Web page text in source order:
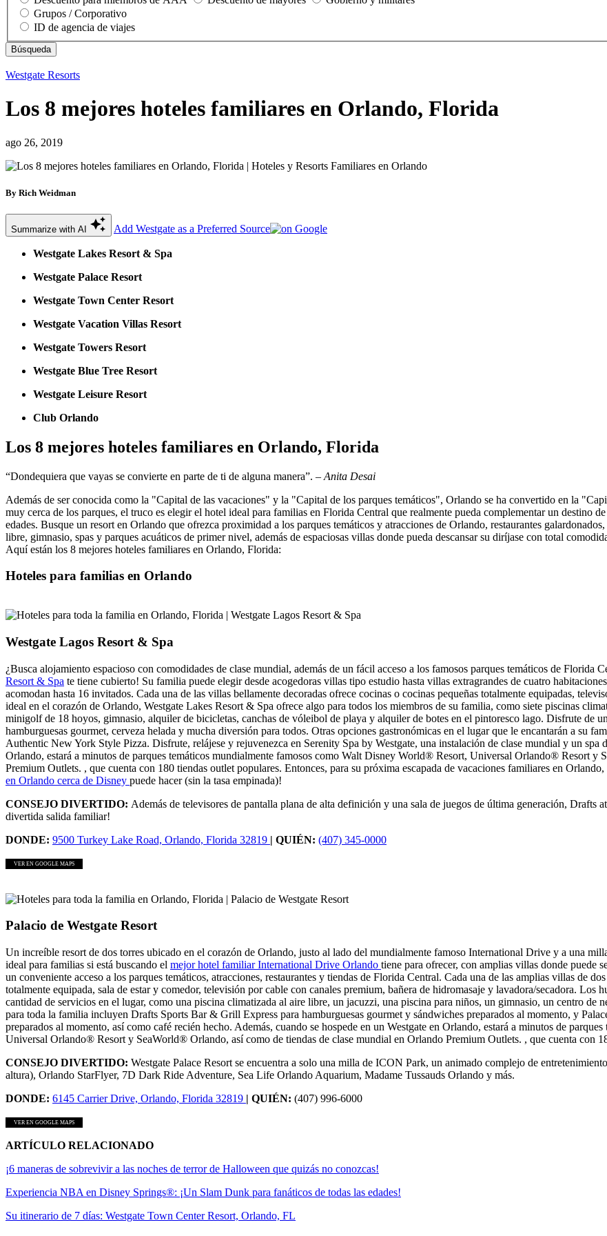
Grupos / Corporativo
ID de agencia de viajes
Westgate Resorts
Los 8 mejores hoteles familiares en Orlando, Florida
ago 26, 2019
By Rich Weidman
Summarize with AI Add Westgate as a Preferred Source
Westgate Lakes Resort & Spa
Westgate Palace Resort
Westgate Town Center Resort
Westgate Vacation Villas Resort
Westgate Towers Resort
Westgate Blue Tree Resort
Westgate Leisure Resort
Club Orlando
Los 8 mejores hoteles familiares en Orlando, Florida
“Dondequiera que vayas se convierte en parte de ti de alguna manera”. – Anita Desai
Además de ser conocida como la "Capital de las vacaciones" y la "Capital de los parques temáticos", Orlando se ha convertido en la
muy cerca de los parques, el truco es elegir el hotel ideal para familias en Florida Central que realmente pueda complementar un destino
edades. Busque un resort en Orlando que ofrezca proximidad a los parques temáticos y atracciones de Orlando, restaurantes
libre, gimnasio, spas y parques acuáticos de primer nivel, además de espaciosas villas donde pueda descansar su diríjase con total
Aquí están los 8 mejores hoteles familiares en Orlando, Florida:
Hoteles para familias en Orlando
Westgate Lagos Resort & Spa
¿Busca alojamiento espacioso con comodidades de clase mundial, además de un fácil acceso a los famosos parques temáticos de Florida
Resort & Spa te tiene cubierto! Su familia puede elegir desde acogedoras villas tipo estudio hasta villas extragrandes de cuatro
acomodan hasta 16 invitados. Cada una de las villas bellamente decoradas ofrece cocinas o cocinas pequeñas totalmente equipadas,
ideal en el corazón de Orlando, Westgate Lakes Resort & Spa ofrece algo para todos los miembros de su familia, como siete piscinas
minigolf de 18 hoyos, gimnasio, alquiler de bicicletas, canchas de vóleibol de playa y alquiler de botes en el pintoresco lago. Disfrute de
hamburguesas gourmet, cerveza helada y mucha diversión para todos. Otras opciones gastronómicas en el lugar que le encantarán a su
Authentic New York Style Pizza. Disfrute, relájese y rejuvenezca en Serenity Spa by Westgate, una instalación de clase mundial y un spa
Orlando, estará a minutos de parques temáticos mundialmente famosos como Walt Disney World® Resort, Universal Orlando® Resort
Premium Outlets. , que cuenta con 180 tiendas outlet populares. Entonces, para su próxima escapada de vacaciones familiares en
en Orlando cerca de Disney puede hacer (sin la tasa empinada)!
CONSEJO DIVERTIDO: Además de televisores de pantalla plana de alta definición y una sala de juegos de última generación, Drafts
divertida salida familiar!
DONDE: 9500 Turkey Lake Road, Orlando, Florida 32819 | QUIÉN: (407) 345-0000
VER EN GOOGLE MAPS
Palacio de Westgate Resort
Un increíble resort de dos torres ubicado en el corazón de Orlando, justo al lado del mundialmente famoso International Drive y a una
ideal para familias si está buscando el mejor hotel familiar International Drive Orlando tiene para ofrecer, con amplias villas donde puede
un conveniente acceso a los parques temáticos, atracciones, restaurantes y tiendas de Florida Central. Cada una de las amplias villas de
totalmente equipada, sala de estar y comedor, televisión por cable con canales premium, bañera de hidromasaje y lavadora/secadora. Los
cantidad de servicios en el lugar, como una piscina climatizada al aire libre, un jacuzzi, una piscina para niños, un gimnasio, un centro de
para toda la familia incluyen Drafts Sports Bar & Grill Express para hamburguesas gourmet y sándwiches preparados al momento, y
preparados al momento, así como café recién hecho. Además, cuando se hospede en un Westgate en Orlando, estará a minutos de
Universal Orlando® Resort y SeaWorld® Orlando, así como de tiendas de clase mundial en Orlando Premium Outlets. , que cuenta con
CONSEJO DIVERTIDO: Westgate Palace Resort se encuentra a solo una milla de ICON Park, un animado complejo de
altura), Orlando StarFlyer, 7D Dark Ride Adventure, Sea Life Orlando Aquarium, Madame Tussauds Orlando y más.
DONDE: 6145 Carrier Drive, Orlando, Florida 32819 | QUIÉN: (407) 996-6000
VER EN GOOGLE MAPS
ARTÍCULO RELACIONADO
¡6 maneras de sobrevivir a las noches de terror de Halloween que quizás no conozcas!
Experiencia NBA en Disney Springs®: ¡Un Slam Dunk para fanáticos de todas las edades!
Su itinerario de 7 días: Westgate Town Center Resort, Orlando, FL